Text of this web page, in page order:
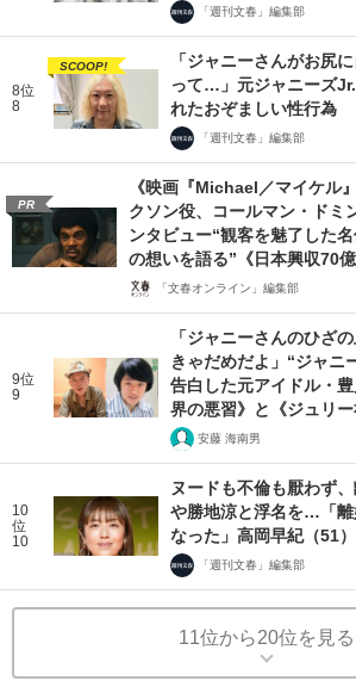
「週刊文春」編集部
8位
8
SCOOP!
「ジャニーさんがお尻
って…」元ジャニーズ
れたおぞましい性行為
「週刊文春」編集部
PR
《映画『Michael／マイケル
クソン役、コールマン・ドミ
ンタビュー“観客を魅了した
の想いを語る”《日本興収70億
「文春オンライン」編集部
9位
9
「ジャニーさんのひざ
きゃだめだよ」“ジャニ
告白した元アイドル・
界の悪習》と《ジュリー
安藤 海南男
10
位
10
ヌードも不倫も厭わず
や勝地涼と浮名を…「
なった」高岡早紀（51
「週刊文春」編集部
11位から20位を見る